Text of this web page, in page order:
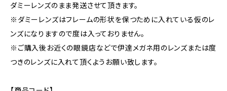
ダミーレンズのまま発送させて頂きます。
※ダミーレンズはフレームの形状を保つために入れている仮のレ
ンズになりますので度は入っておりません。
※ご購入後お近くの眼鏡店などで伊達メガネ用のレンズまたは度
つきのレンズに入れて頂くようお願い致します。